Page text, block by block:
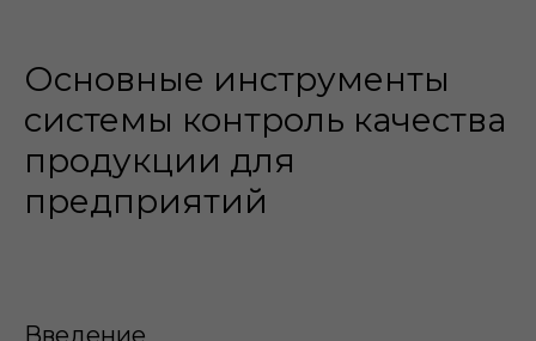
Основные инструменты
системы контроль качества
продукции для
предприятий
Введение